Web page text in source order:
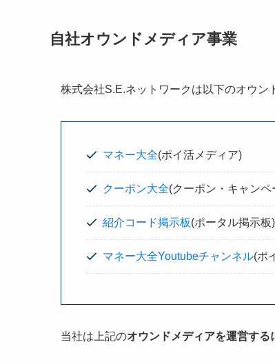
自社オウンドメディア事業
株式会社S.E.ネットワークは以下のオウン
マネー大全(ポイ活メディア)
クーポン大全(クーポン・キャン
紹介コード掲示板(ポータル掲示板)
マネー大全Youtubeチャンネル(ポ
当社は上記のオウンドメディアを運営す